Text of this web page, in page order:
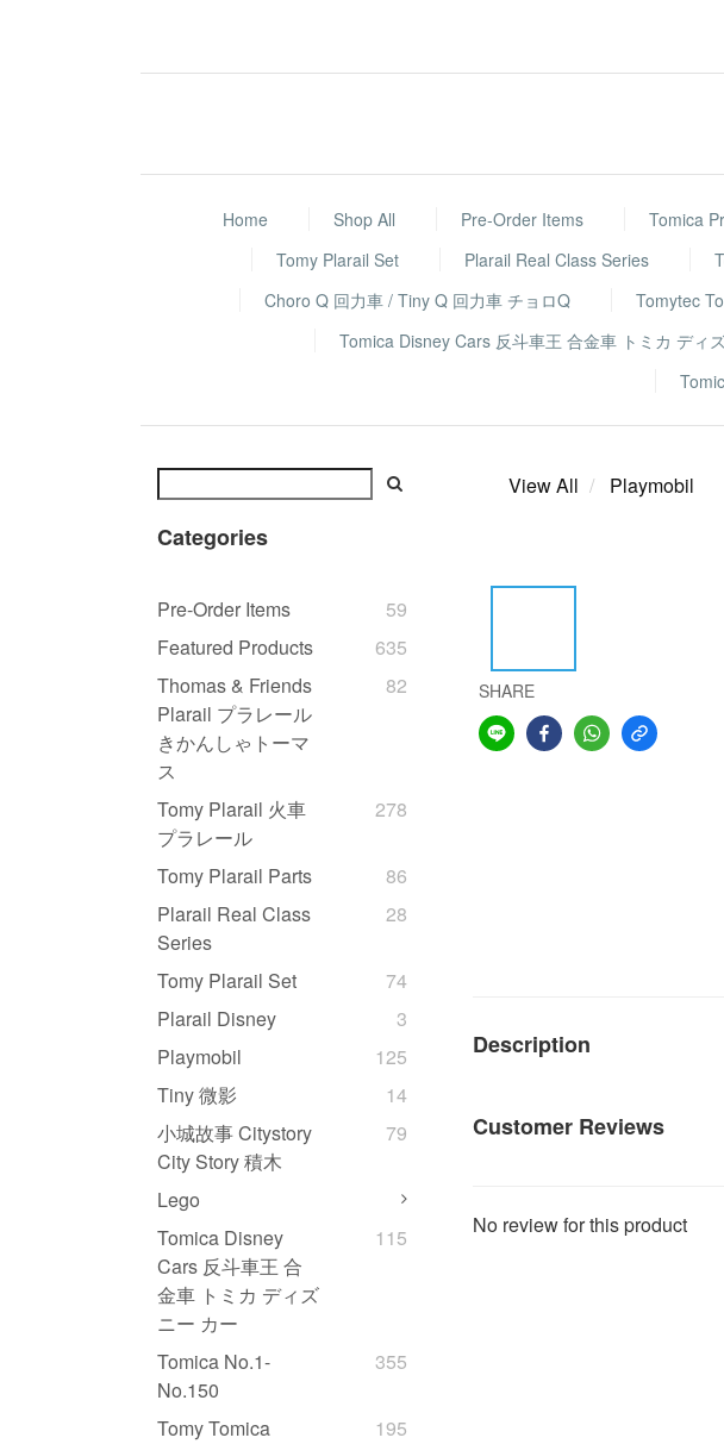
Home Shop All Pre-Order Items Tomica
Tomy Plarail Set
Plarail Real Class Series
Choro Q 回力車 / Tiny Q 回力車 チョロQ
Tomytec
Tomica Disney Cars 反斗車王 合金車 トミカ ディ
Categories
Pre-Order Items
59
Featured Products
635
Thomas & Friends
Plarail プラレール
きかんしゃトーマ
ス
82
Tomy Plarail 火車
プラレール
278
Tomy Plarail Parts
86
Plarail Real Class
Series
28
Tomy Plarail Set
74
Plarail Disney
3
Playmobil
125
Tiny 微影
14
小城故事 Citystory
City Story 積木
79
Lego
Tomica Disney
Cars 反斗車王 合
金車 トミカ ディズ
ニー カー
115
Tomica No.1-
No.150
355
Tomy Tomica
195
View All Playmobil
SHARE
Description
Customer Reviews
No review for this product